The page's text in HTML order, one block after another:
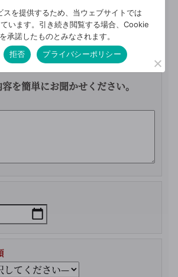
電話可）
を簡単にお聞かせください。
スを提供するため、当ウェブサイトでは
います。引き続き閲覧する場合、Cookie
承諾したものとみなされます。
拒否 プライバシーポリシー